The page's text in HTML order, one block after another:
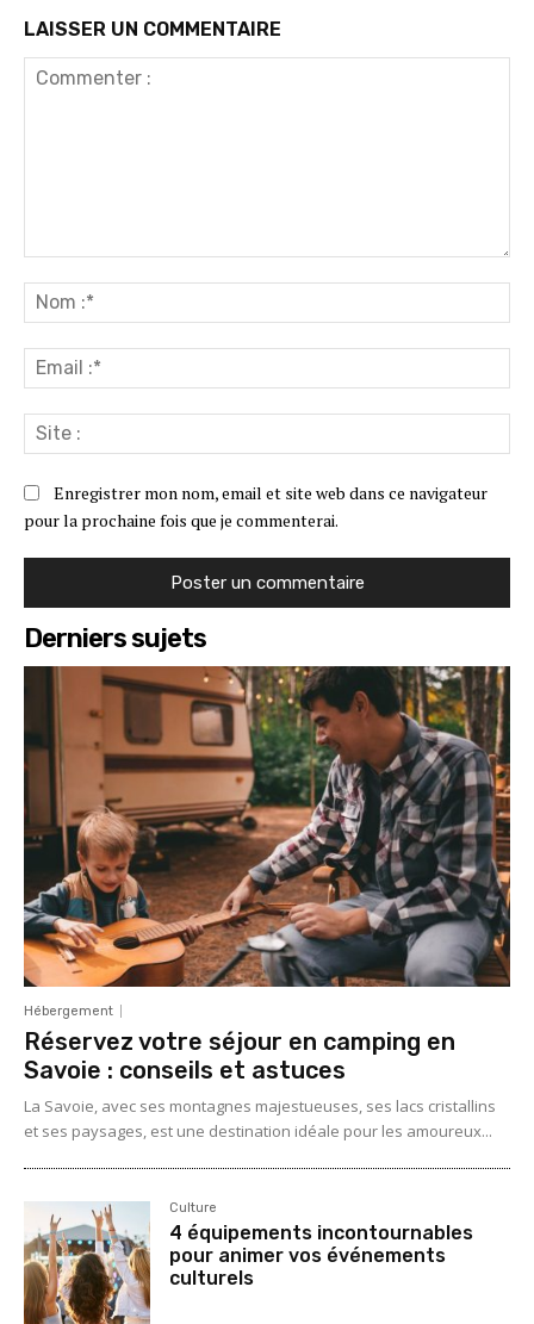
LAISSER UN COMMENTAIRE
:*
:*
:
Enregistrer mon nom, email et site web dans ce navigateur
pour la prochaine fois que je commenterai.
Derniers sujets
Hébergement
Réservez votre séjour en camping en
Savoie : conseils et astuces
La Savoie, avec ses montagnes majestueuses, ses lacs cristallins
et ses paysages, est une destination idéale pour les amoureux...
Culture
4 équipements incontournables
pour animer vos événements
culturels